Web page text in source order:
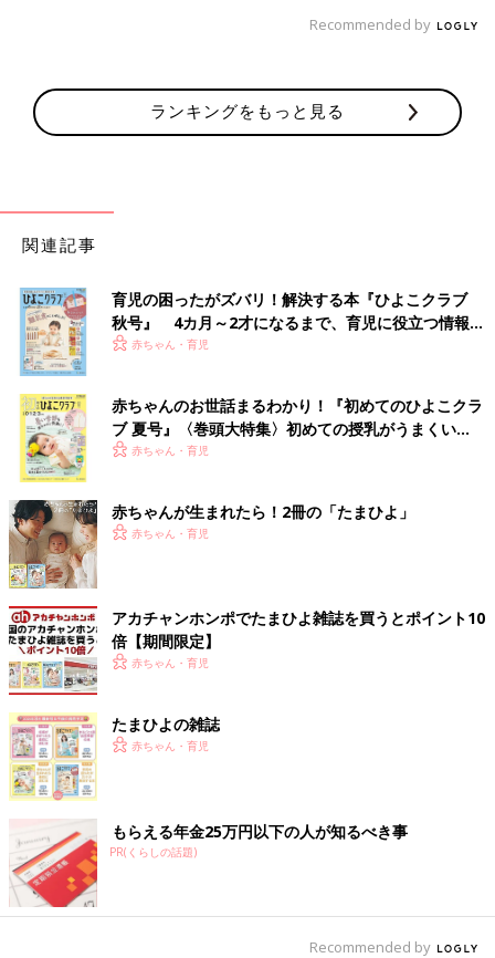
Recommended by
ランキングをもっと見る
関連記事
育児の困ったがズバリ！解決する本『ひよこクラブ
秋号』 4カ月～2才になるまで、育児に役立つ情報が
いっぱい！
赤ちゃん・育児
赤ちゃんのお世話まるわかり！『初めてのひよこクラ
ブ 夏号』〈巻頭大特集〉初めての授乳がうまくい
く！ おっぱい・ミルクの基本と夏のトラブル 解決テ
赤ちゃん・育児
赤ちゃんが生まれたら！2冊の「たまひよ」
赤ちゃん・育児
アカチャンホンポでたまひよ雑誌を買うとポイント10
倍【期間限定】
赤ちゃん・育児
たまひよの雑誌
赤ちゃん・育児
もらえる年金25万円以下の人が知るべき事
PR(くらしの話題)
Recommended by